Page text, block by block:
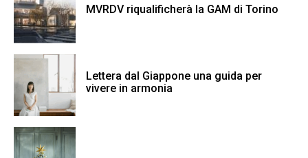
MVRDV riqualificherà la GAM di Torino
Lettera dal Giappone una guida per
vivere in armonia